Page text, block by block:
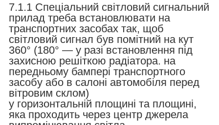
7.1.1 Спеціальний світловий сигнальний
прилад треба встановлювати на
транспортних засобах так, щоб
світловий сигнал був помітний на кут
360° (180° — у разі встановлення під
захисною решіткою радіатора. на
передньому бампері транспортного
засобу або в салоні автомобіля перед
вітровим склом)
у горизонтальній площині та площині,
яка проходить через центр джерела